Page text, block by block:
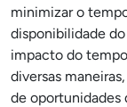
minimizar o
disponibilidade
impacto do
diversas
de oportunidades